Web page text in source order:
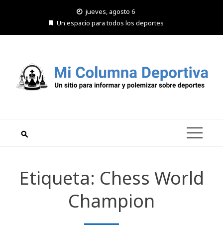
jueves, agosto 6
Un espacio para todos los deportes
Etiqueta: Chess World
Champion